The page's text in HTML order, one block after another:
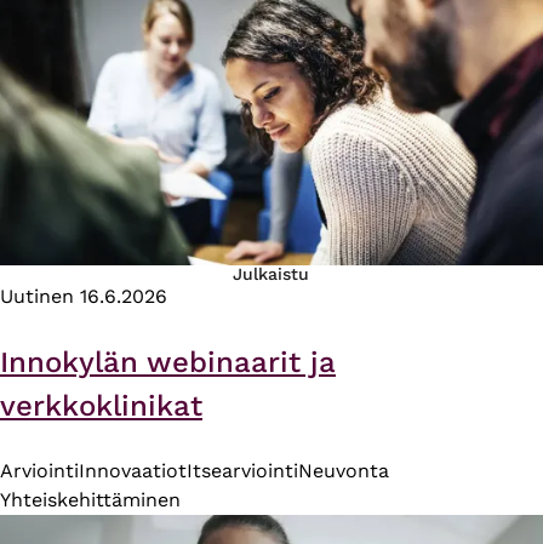
Julkaistu
Uutinen 16.6.2026
Innokylän webinaarit ja
verkkoklinikat
ArviointiInnovaatiotItsearviointiNeuvonta
Yhteiskehittäminen